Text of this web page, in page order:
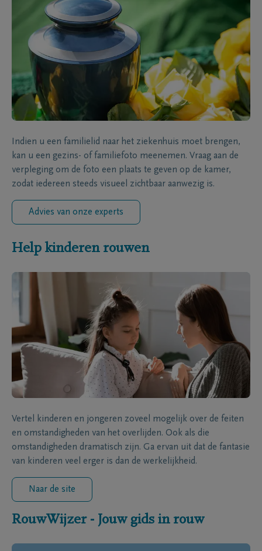
Indien u een familielid naar het ziekenhuis moet brengen,
kan u een gezins- of familiefoto meenemen. Vraag aan de
verpleging om de foto een plaats te geven op de kamer,
zodat iedereen steeds visueel zichtbaar aanwezig is.
Advies van onze experts
Help kinderen rouwen
Vertel kinderen en jongeren zoveel mogelijk over de feiten
en omstandigheden van het overlijden. Ook als die
omstandigheden dramatisch zijn. Ga ervan uit dat de fantasie
van kinderen veel erger is dan de werkelijkheid.
Naar de site
RouwWijzer - Jouw gids in rouw